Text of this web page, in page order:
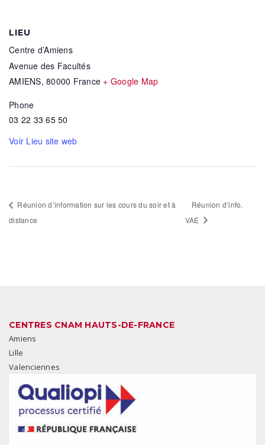
LIEU
Centre d’Amiens
Avenue des Facultés
AMIENS, 80000 France + Google Map
Phone
03 22 33 65 50
Voir Lieu site web
Réunion d’information sur les cours du soir et à
distance
Réunion d’info.
VAE
CENTRES CNAM HAUTS-DE-FRANCE
Amiens
Lille
Valenciennes